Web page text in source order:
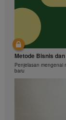
Metode Bisnis
Penjelasan mengenai
baru